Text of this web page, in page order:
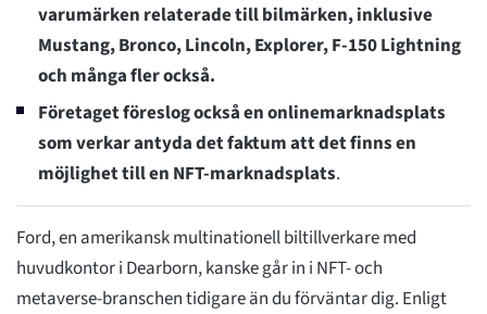
varumärken relaterade till bilmärken, inklusive
Mustang, Bronco, Lincoln, Explorer, F-150 Lightning
och många fler också.
Företaget föreslog också en onlinemarknadsplats
som verkar antyda det faktum att det finns en
möjlighet till en NFT-marknadsplats.
Ford, en amerikansk multinationell biltillverkare med
huvudkontor i Dearborn, kanske går in i NFT- och
metaverse-branschen tidigare än du förväntar dig. Enligt